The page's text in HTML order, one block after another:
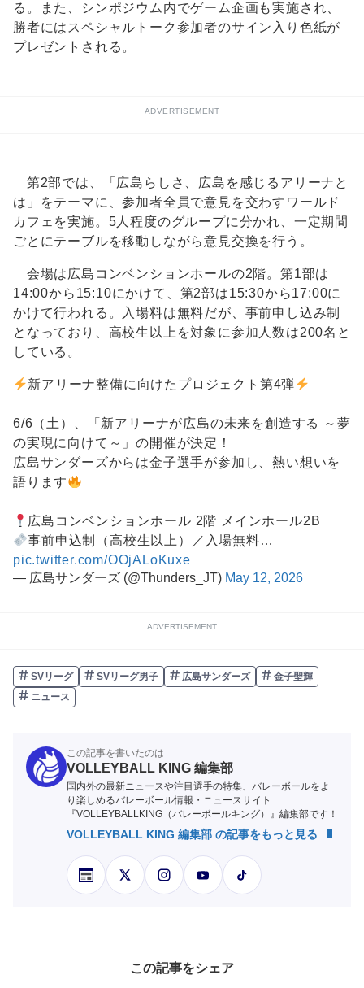
る。また、シンポジウム内でゲーム企画も実施され、
勝者にはスペシャルトーク参加者のサイン入り色紙が
プレゼントされる。
ADVERTISEMENT
第2部では、「広島らしさ、広島を感じるアリーナと
は」をテーマに、参加者全員で意見を交わすワールド
カフェを実施。5人程度のグループに分かれ、一定期間
ごとにテーブルを移動しながら意見交換を行う。
会場は広島コンベンションホールの2階。第1部は
14:00から15:10にかけて、第2部は15:30から17:00に
かけて行われる。入場料は無料だが、事前申し込み制
となっており、高校生以上を対象に参加人数は200名と
している。
新アリーナ整備に向けたプロジェクト第4弾
6/6（土）、「新アリーナが広島の未来を創造する ～夢
の実現に向けて～」の開催が決定！
広島サンダーズからは金子選手が参加し、熱い想いを
語ります
広島コンベンションホール 2階 メインホール2B
事前申込制（高校生以上）／入場無料…
pic.twitter.com/OOjALoKuxe
— 広島サンダーズ (@Thunders_JT) May 12, 2026
ADVERTISEMENT
SVリーグ SVリーグ男子 広島サンダーズ
金子聖輝
ニュース
この記事を書いたのは
VOLLEYBALL KING 編集部
国内外の最新ニュースや注目選手の特集、バレーボールをよ
り楽しめるバレーボール情報・ニュースサイト
『VOLLEYBALLKING（バレーボールキング）』編集部です！
VOLLEYBALL KING 編集部 の記事をもっと見る
この記事をシェア